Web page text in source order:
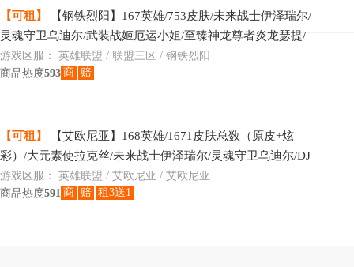
【可租】
【钢铁烈阳】167英雄/753皮肤/未来战士伊泽瑞尔/
灵魂守卫乌迪尔/武装战姬厄运小姐/至臻神龙尊者炎龙瑟提/
至臻源计划逆流塞拉斯/至臻未来战士锤石/至臻真实伤
游戏区服： 英雄联盟 / 联盟三区 / 钢铁烈阳
商品热度593 商 赔
【可租】
【艾欧尼亚】168英雄/1671皮肤总数（原皮+炫
彩）/大元素使拉克丝/未来战士伊泽瑞尔/灵魂守卫乌迪尔/DJ
娑娜/武装战姬厄运小姐/至臻心之钢永恩/至臻斗魂觉
游戏区服： 英雄联盟 / 艾欧尼亚 / 艾欧尼亚
商品热度591 商 赔 租3送1